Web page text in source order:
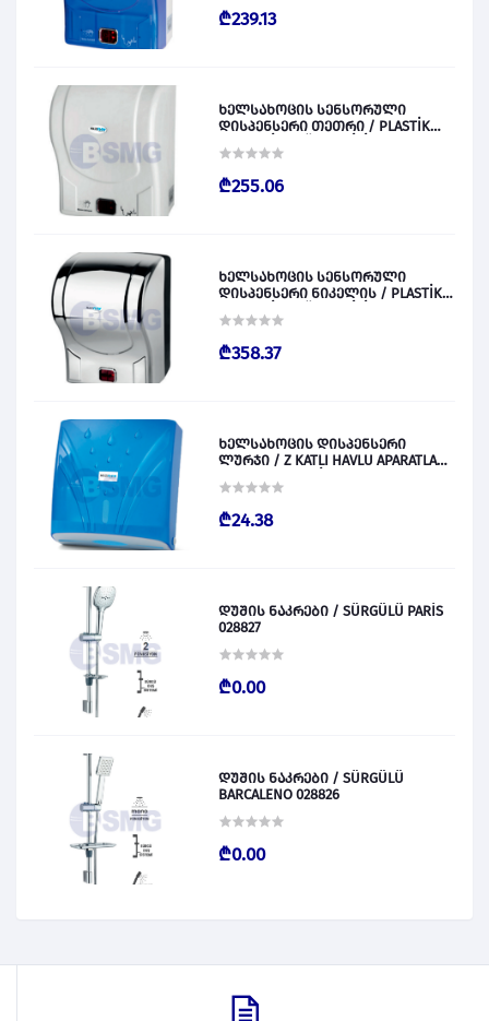
₾239.13
ხელსახოცის სენსორული
დისპენსერი თეთრი / PLASTİK
028829
₾255.06
ხელსახოცის სენსორული
დისპენსერი ნიკელის / PLASTİK
028830
₾358.37
ხელსახოცის დისპენსერი
ლურჯი / Z KATLI HAVLU APARATLARI
₾24.38
დუშის ნაკრები / SÜRGÜLÜ PARİS
028827
₾0.00
დუშის ნაკრები / SÜRGÜLÜ
BARCALENO 028826
₾0.00